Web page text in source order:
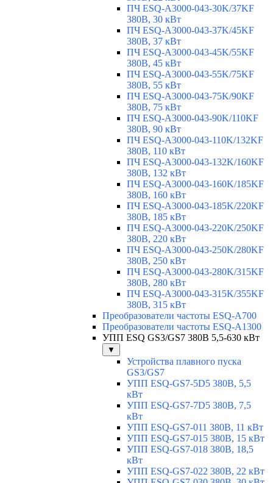
ПЧ ESQ-A3000-043-30K/37KF
380В, 30 кВт
ПЧ ESQ-A3000-043-37K/45KF
380В, 37 кВт
ПЧ ESQ-A3000-043-45K/55KF
380В, 45 кВт
ПЧ ESQ-A3000-043-55K/75KF
380В, 55 кВт
ПЧ ESQ-A3000-043-75K/90KF
380В, 75 кВт
ПЧ ESQ-A3000-043-90K/110KF
380В, 90 кВт
ПЧ ESQ-A3000-043-110K/132KF
380В, 110 кВт
ПЧ ESQ-A3000-043-132K/160KF
380В, 132 кВт
ПЧ ESQ-A3000-043-160K/185KF
380В, 160 кВт
ПЧ ESQ-A3000-043-185K/220KF
380В, 185 кВт
ПЧ ESQ-A3000-043-220K/250KF
380В, 220 кВт
ПЧ ESQ-A3000-043-250K/280KF
380В, 250 кВт
ПЧ ESQ-A3000-043-280K/315KF
380В, 280 кВт
ПЧ ESQ-A3000-043-315K/355KF
380В, 315 кВт
Преобразователи частоты ESQ-A700
Преобразователи частоты ESQ-A1300
УПП ESQ GS3/GS7 380В 5,5-630 кВт
▼
Устройства плавного пуска
GS3/GS7
УПП ESQ-GS7-5D5 380В, 5,5
кВт
УПП ESQ-GS7-7D5 380В, 7,5
кВт
УПП ESQ-GS7-011 380В, 11 кВт
УПП ESQ-GS7-015 380В, 15 кВт
УПП ESQ-GS7-018 380В, 18,5
кВт
УПП ESQ-GS7-022 380В, 22 кВт